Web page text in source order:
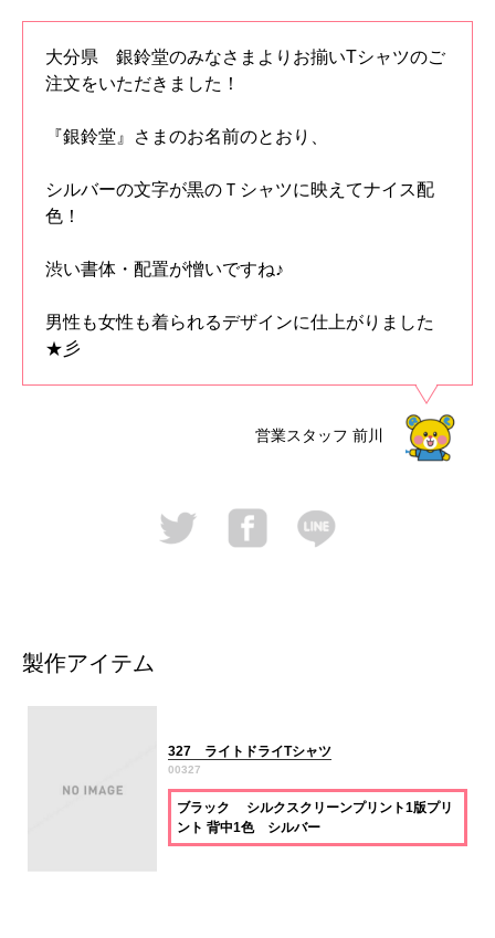
大分県 銀鈴堂のみなさまよりお揃いTシャツのご
注文をいただきました！
『銀鈴堂』さまのお名前のとおり、
シルバーの文字が黒のＴシャツに映えてナイス配
色！
渋い書体・配置が憎いですね♪
男性も女性も着られるデザインに仕上がりました
★彡
営業スタッフ 前川
製作アイテム
327 ライトドライTシャツ
00327
ブラック シルクスクリーンプリント1版プリ
ント 背中1色 シルバー